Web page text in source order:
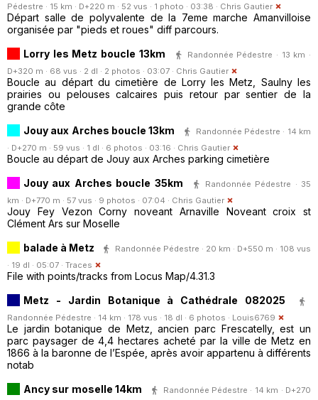
Pédestre · 15 km · D+220 m · 52 vus · 1 photo · 03:38 · Chris Gautier
Départ salle de polyvalente de la 7eme marche Amanvilloise
organisée par "pieds et roues" diff parcours.
Lorry les Metz boucle 13km
Randonnée Pédestre · 13 km ·
D+320 m · 68 vus · 2 dl · 2 photos · 03:07 · Chris Gautier
Boucle au départ du cimetière de Lorry les Metz, Saulny les
prairies ou pelouses calcaires puis retour par sentier de la
grande côte
Jouy aux Arches boucle 13km
Randonnée Pédestre · 14 km
· D+270 m · 59 vus · 1 dl · 6 photos · 03:16 · Chris Gautier
Boucle au départ de Jouy aux Arches parking cimetière
Jouy aux Arches boucle 35km
Randonnée Pédestre · 35
km · D+770 m · 57 vus · 9 photos · 07:04 · Chris Gautier
Jouy Fey Vezon Corny noveant Arnaville Noveant croix st
Clément Ars sur Moselle
balade à Metz
Randonnée Pédestre · 20 km · D+550 m · 108 vus
· 19 dl · 05:07 · Traces
File with points/tracks from Locus Map/4.31.3
Metz - Jardin Botanique à Cathédrale 082025
Randonnée Pédestre · 14 km · 178 vus · 18 dl · 6 photos · Louis6769
Le jardin botanique de Metz, ancien parc Frescatelly, est un
parc paysager de 4,4 hectares acheté par la ville de Metz en
1866 à la baronne de l’Espée, après avoir appartenu à différents
notab
Ancy sur moselle 14km
Randonnée Pédestre · 14 km · D+270